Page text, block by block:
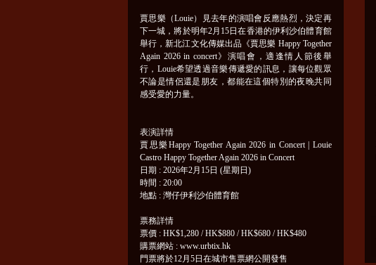
賈思樂（Louie）見去年的演唱會反應熱烈，決定再
下一城，將於明年2月15日在香港的伊利沙伯體育館
舉行，新北江文化傳媒出品《賈思樂 Happy Together
Again 2026 in concert》演唱會，適逢情人節後舉
行，Louie希望透過音樂傳遞愛的訊息，讓每位觀眾
不論是情侶還是朋友，都能在這個特別的夜晚共同
感受愛的力量。
表演詳情
賈思樂Happy Together Again 2026 in Concert | Louie
Castro Happy Together Again 2026 in Concert
日期 : 2026年2月15日 (星期日)
時間 : 20:00
地點 : 灣仔伊利沙伯體育館
票務詳情
票價 : HK$1,280 / HK$880 / HK$680 / HK$480
購票網站 : www.urbtix.hk
門票將於12月5日在城市售票網公開發售